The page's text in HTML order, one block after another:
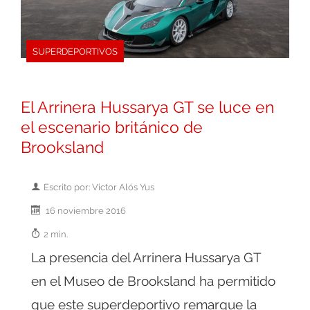
SUPERDEPORTIVOS
El Arrinera Hussarya GT se luce en
el escenario británico de
Brooksland
Escrito por: Victor Alós Yus
16 noviembre 2016
2 min.
La presencia del Arrinera Hussarya GT
en el Museo de Brooksland ha permitido
que este superdeportivo remarque la